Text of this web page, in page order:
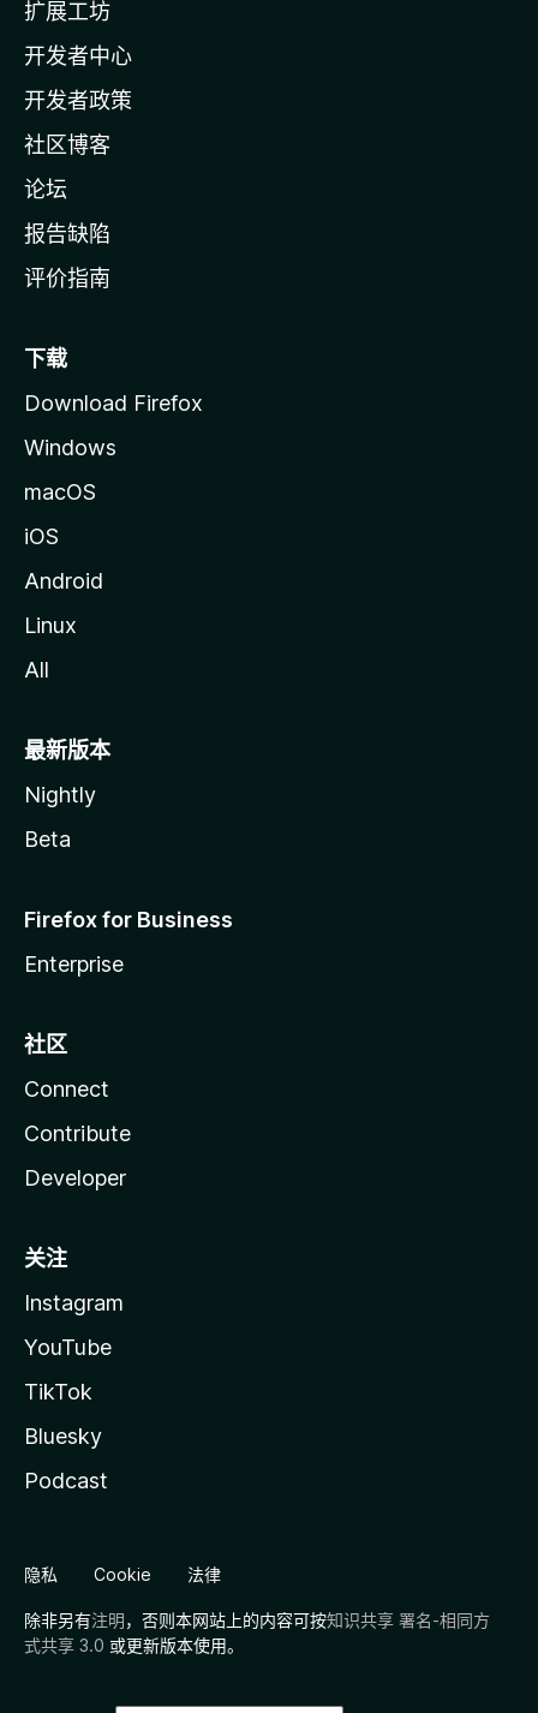
a
主
页
扩展工坊
开发者中心
开发者政策
社区博客
论坛
报告缺陷
评价指南
下载
Download Firefox
Windows
macOS
iOS
Android
Linux
All
最新版本
Nightly
Beta
Firefox for Business
Enterprise
社区
Connect
Contribute
Developer
关注
Instagram
YouTube
TikTok
Bluesky
Podcast
隐私 Cookie 法律
除非另有注明，否则本网站上的内容可按知识共享 署名-相同方
式共享 3.0 或更新版本使用。